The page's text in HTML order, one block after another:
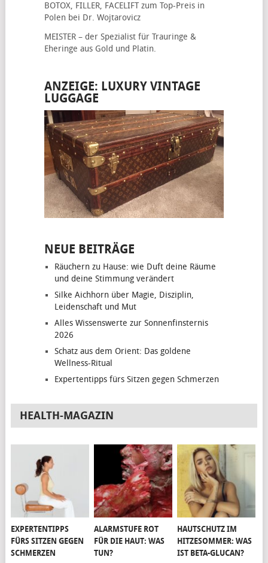
BOTOX, FILLER, FACELIFTzum Top-Preis in
Polen bei Dr. Wojtarovicz
MEISTER – der Spezialist für Trauringe &
Eheringe aus Gold und Platin.
ANZEIGE: LUXURY VINTAGE
LUGGAGE
NEUE BEITRÄGE
Räuchern zu Hause: wie Duft deine Räume
und deine Stimmung verändert
Silke Aichhorn über Magie, Disziplin,
Leidenschaft und Mut
Alles Wissenswerte zur Sonnenfinsternis
2026
Schatz aus dem Orient: Das goldene
Wellness-Ritual
Expertentipps fürs Sitzen gegen Schmerzen
HEALTH-MAGAZIN
EXPERTENTIPPS
FÜRS SITZEN GEGEN
SCHMERZEN
ALARMSTUFE ROT
FÜR DIE HAUT: WAS
TUN?
HAUTSCHUTZ IM
HITZESOMMER: WAS
IST BETA-GLUCAN?